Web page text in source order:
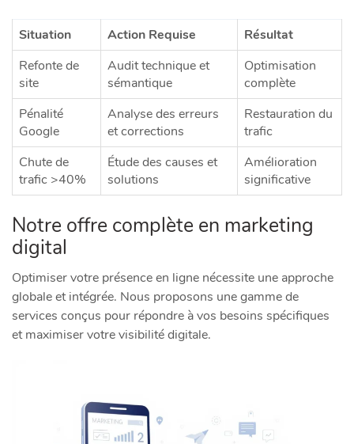
Situation Action Requise
Résultat
Refonte de
site
Audit technique et
sémantique
Optimisation
complète
Pénalité
Google
Analyse des erreurs
et corrections
Restauration du
trafic
Chute de
trafic >40%
Étude des causes et
solutions
Amélioration
significative
Notre offre complète en marketing
digital
Optimiser votre présence en ligne nécessite une approche
globale et intégrée. Nous proposons une gamme de
services conçus pour répondre à vos besoins spécifiques
et maximiser votre visibilité digitale.